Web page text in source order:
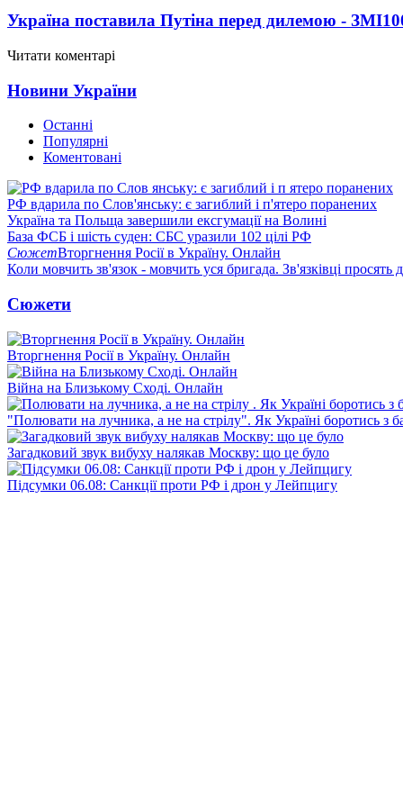
Україна поставила Путіна перед дилемою - ЗМІ
Читати коментарі
Новини України
Останні
Популярні
Коментовані
РФ вдарила по Слов'янську: є загиблий і п'ятеро поранених
Україна та Польща завершили ексгумації на Волині
База ФСБ і шість суден: СБС уразили 102 цілі РФ
СюжетВторгнення Росії в Україну. Онлайн
Коли мовчить зв'язок - мовчить уся бригада. Зв'язківці просять
Сюжети
Вторгнення Росії в Україну. Онлайн
Війна на Близькому Сході. Онлайн
"Полювати на лучника, а не на стрілу". Як Україні боротись з
Загадковий звук вибуху налякав Москву: що це було
Підсумки 06.08: Санкції проти РФ і дрон у Лейпцигу